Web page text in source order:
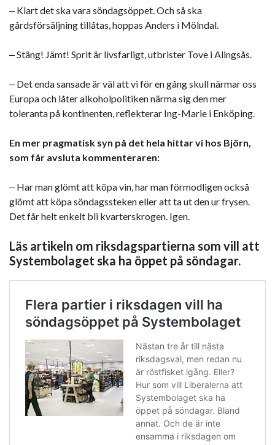
‒ Klart det ska vara söndagsöppet. Och så ska
gårdsförsäljning tillåtas, hoppas Anders i Mölndal.
‒ Stäng! Jämt! Sprit är livsfarligt, utbrister Tove i Alingsås.
‒ Det enda sansade är väl att vi för en gång skull närmar oss
Europa och låter alkoholpolitiken närma sig den mer
toleranta på kontinenten, reflekterar Ing-Marie i Enköping.
En mer pragmatisk syn på det hela hittar vi hos Björn,
som får avsluta kommenteraren:
‒ Har man glömt att köpa vin, har man förmodligen också
glömt att köpa söndagssteken eller att ta ut den ur frysen.
Det får helt enkelt bli kvarterskrogen. Igen.
Läs artikeln om riksdagspartierna som vill att
Systembolaget ska ha öppet på söndagar.